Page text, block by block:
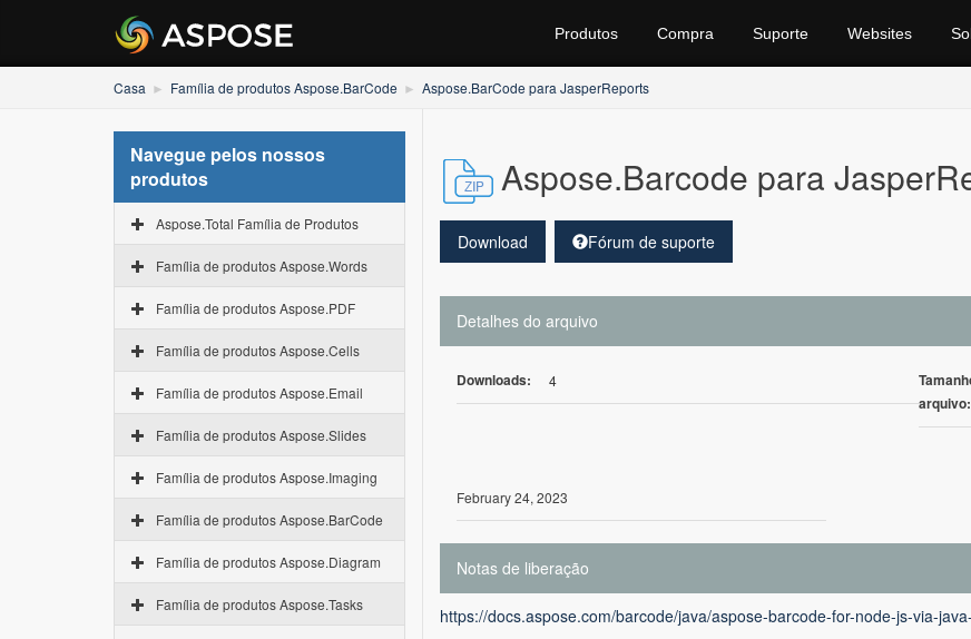
Produtos Compra Suporte Websites
Casa Família de produtos Aspose.BarCode Aspose.BarCode para JasperReports
Navegue pelos nossos
produtos
Aspose.Total Família de Produtos
Família de produtos Aspose.Words
Família de produtos Aspose.PDF
Família de produtos Aspose.Cells
Família de produtos Aspose.Email
Família de produtos Aspose.Slides
Família de produtos Aspose.Imaging
Família de produtos Aspose.BarCode
Família de produtos Aspose.Diagram
Família de produtos Aspose.Tasks
Aspose.Barcode para
Download Fórum de suporte
Detalhes do arquivo
Downloads: 4
arquivo:
February 24, 2023
Notas de liberação
https://docs.aspose.com/barcode/java/aspose-barcode-for-node-js-via-